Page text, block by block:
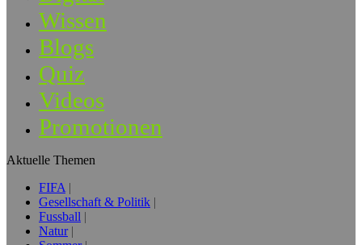
Wissen
Blogs
Quiz
Videos
Promotionen
Aktuelle Themen
FIFA
Gesellschaft & Politik
Fussball
Natur